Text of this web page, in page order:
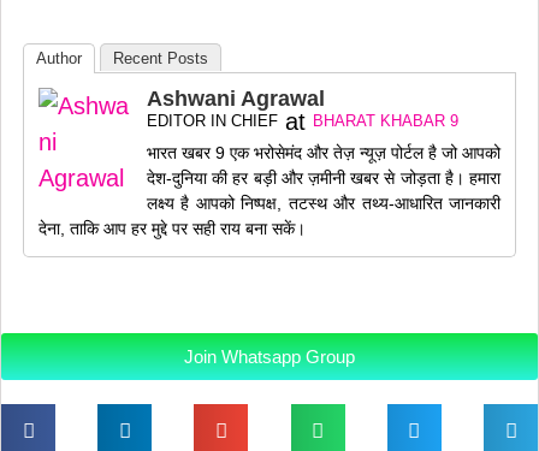
Author Recent Posts
Ashwani Agrawal
EDITOR IN CHIEF at BHARAT KHABAR 9
भारत खबर 9 एक भरोसेमंद और तेज़ न्यूज़ पोर्टल है जो आपको
देश-दुनिया की हर बड़ी और ज़मीनी खबर से जोड़ता है। हमारा
लक्ष्य है आपको निष्पक्ष, तटस्थ और तथ्य-आधारित जानकारी
देना, ताकि आप हर मुद्दे पर सही राय बना सकें।
Join Whatsapp Group